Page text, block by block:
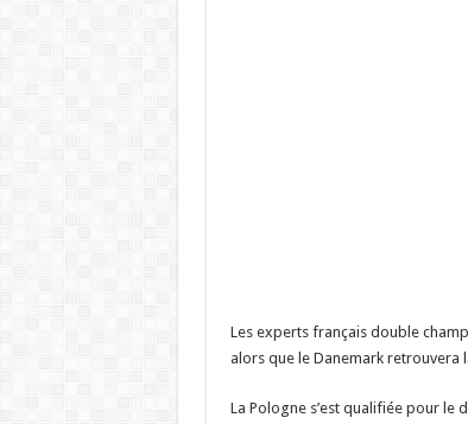
Les experts français double
alors que le Danemark retrouvera
La Pologne s’est qualifiée pour le